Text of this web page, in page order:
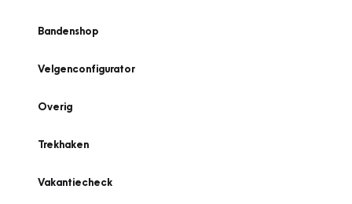
Bandenshop
Velgenconfigurator
Overig
Trekhaken
Vakantiecheck